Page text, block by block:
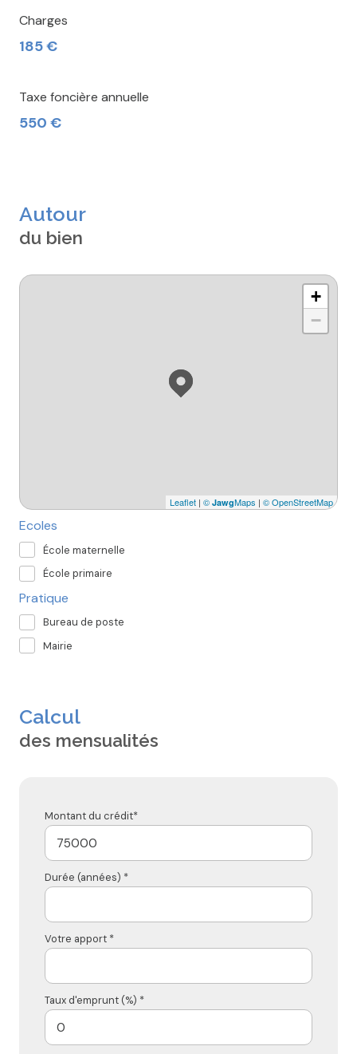
Charges
185 €
Taxe foncière annuelle
550 €
Autour
du bien
+
−
Leaflet | © JawgMaps | © OpenStreetMap
Ecoles
École maternelle
École primaire
Pratique
Bureau de poste
Mairie
Calcul
des mensualités
Montant du crédit*
Durée (années) *
Votre apport *
Taux d'emprunt (%) *